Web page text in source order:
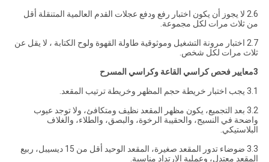
2.6 لا يجوز أن يكون اختبار رفع ودفع عجلات القدم العالمية المتنقلة أقل
من ثلاث مرات لكل مجموعة.
2.7 اختبار مرونة التشغيل وموثوقية طاولة القهوة ولوح الكتابة ، لا يقل عن
ثلاث مرات لكل شخص.
3معايير فحص كراسي القاعة وكراسي المسرح
3.1 يجب اختبار خريطة حجم المظهر وخريطة ترتيب المقعد.
3.2 بعد التجميع، يكون مظهر المقعد نظيف ومتكافئ، ولا توجد عيوب
واضحة في النسيج، والحقيبة الرخوة، والبصق، والطلاء، والغلاف
البلاستيكي.
3.3 ضوضاء تدور المقعد صغيرة، المقعد الوحيد أقل من 15 ديسيبل، ربيع
المقعد معتدل، وعملية الارتداد مناسبة.